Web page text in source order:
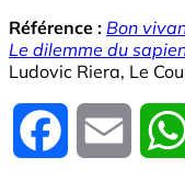
Référence : Bon
Le dilemme du
Ludovic Riera, Le
Facebook Email